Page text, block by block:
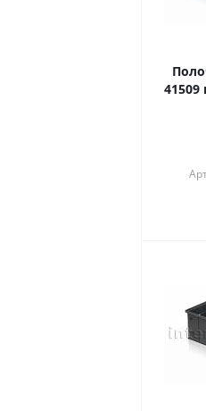
41509